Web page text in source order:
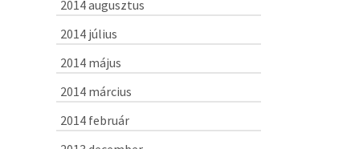
2014 augusztus
2014 július
2014 május
2014 március
2014 február